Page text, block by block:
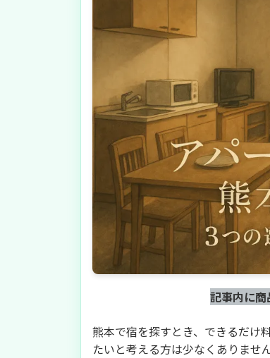
記事内に
熊本で宿を探すとき、できるだけ
たいと考える方は少なくありません